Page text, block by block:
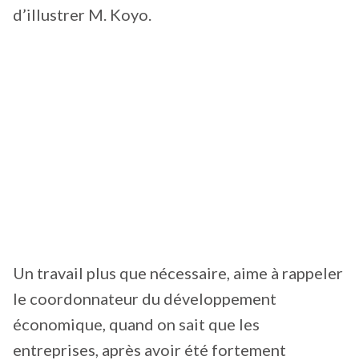
d’illustrer M. Koyo.
Un travail plus que nécessaire, aime à rappeler
le coordonnateur du développement
économique, quand on sait que les
entreprises, après avoir été fortement